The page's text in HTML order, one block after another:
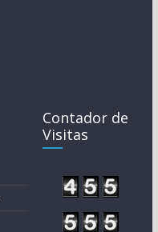
Contador de
Visitas